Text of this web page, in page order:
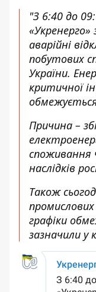
"З 6:40 до
аварійні
побутових
України.
критичної
Причина –
споживання
наслідків
Також
графіки
зазначили у